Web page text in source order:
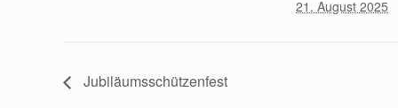
21. August 2025
Jubiläumsschützenfest